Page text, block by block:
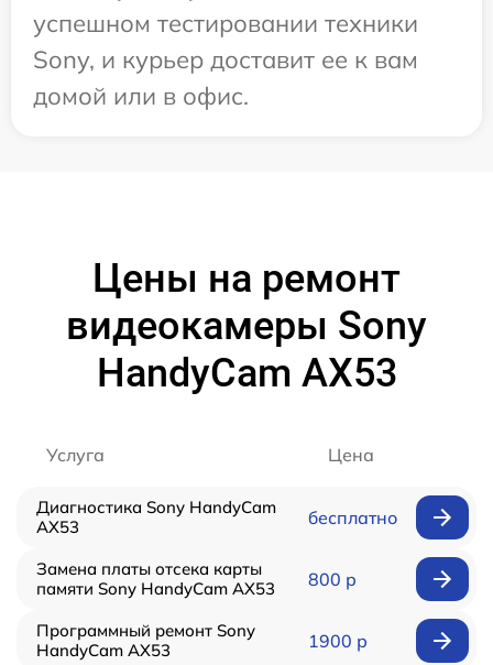
успешном тестировании техники
Sony, и курьер доставит ее к вам
домой или в офис.
Цены на ремонт
видеокамеры Sony
HandyCam AX53
Услуга Цена
Диагностика Sony HandyCam
AX53
бесплатно
Замена платы отсека карты
памяти Sony HandyCam AX53
800 р
Программный ремонт Sony
HandyCam AX53
1900 р